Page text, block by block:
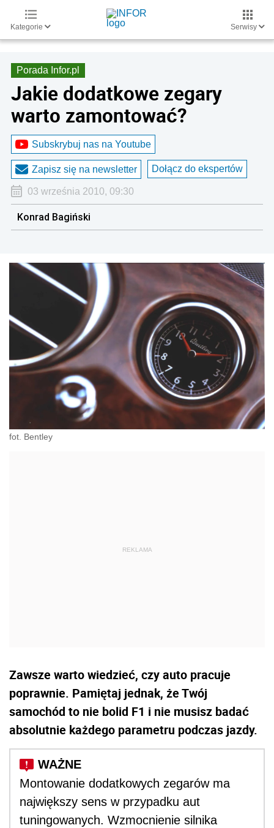
Kategorie Serwisy
Porada Infor.pl
Jakie dodatkowe zegary
warto zamontować?
Subskrybuj nas na Youtube
Zapisz się na newsletter Dołącz do ekspertów
03 września 2010, 09:30
Konrad Bagiński
fot. Bentley
Zawsze warto wiedzieć, czy auto pracuje
poprawnie. Pamiętaj jednak, że Twój
samochód to nie bolid F1 i nie musisz badać
absolutnie każdego parametru podczas jazdy.
Montowanie dodatkowych zegarów ma
największy sens w przypadku aut
tuningowanych. Wzmocnienie silnika